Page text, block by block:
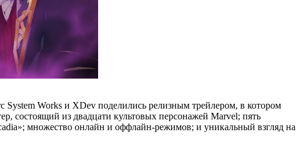
System Works и XDev поделились релизным трейлером, в котором
состоящий из двадцати культовых персонажей Marvel; пять
множество онлайн и оффлайн-режимов; и уникальный взгляд на